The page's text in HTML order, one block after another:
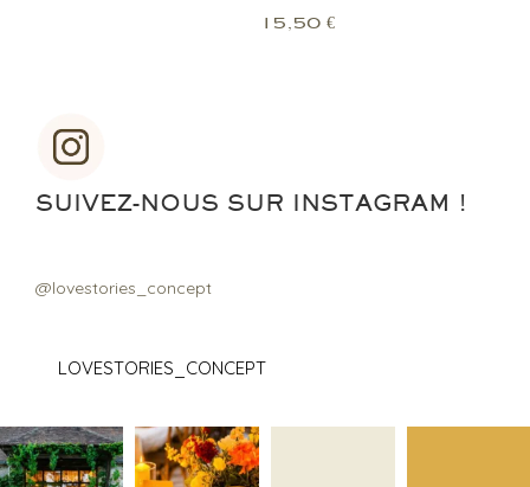
15,50€
SUIVEZ-NOUS SUR INSTAGRAM !
@lovestories_concept
LOVESTORIES_CONCEPT